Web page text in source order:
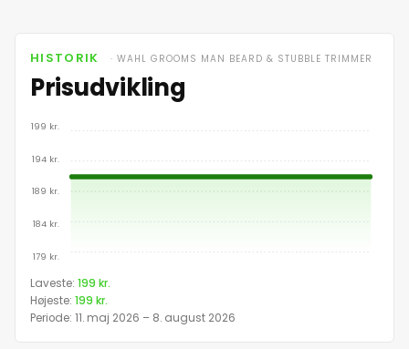
HISTORIK · WAHL GROOMS MAN BEARD & STUBBLE TRIMMER
Prisudvikling
199 kr.
194 kr.
189 kr.
184 kr.
179 kr.
Prisudvikling for Wahl Grooms Man Beard &
Laveste: 199 kr.
Højeste: 199 kr.
Periode: 11. maj 2026 – 8. august 2026